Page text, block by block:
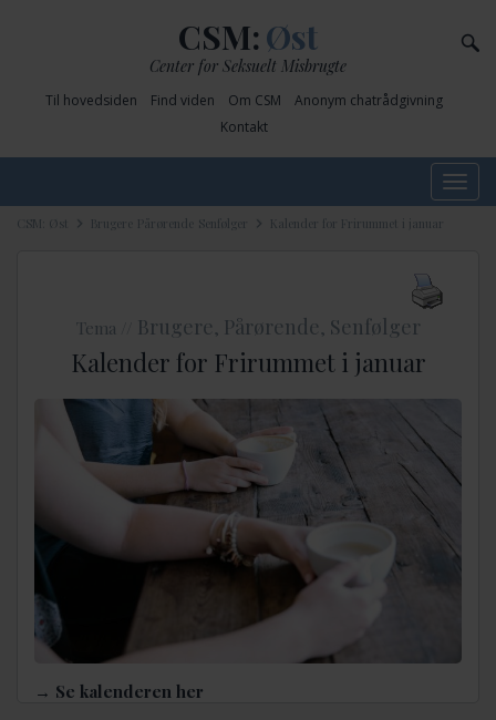
CSM:Øst
Center for Seksuelt Misbrugte
Til hovedsiden Find viden Om CSM
Anonym chatrådgivning
Kontakt
Toggle
CSM: Øst Brugere Pårørende Senfølger Kalender for Frirummet i januar
Tema // Brugere , Pårørende , Senfølger
Kalender for Frirummet i januar
→ Se kalenderen her